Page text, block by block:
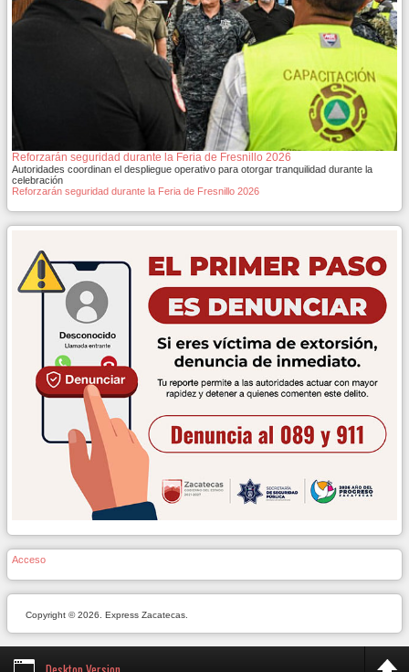
Reforzarán seguridad durante la Feria de Fresnillo 2026
Autoridades coordinan el despliegue operativo para otorgar tranquilidad durante la
celebración
Reforzarán seguridad durante la Feria de Fresnillo 2026
Acceso
Copyright © 2026. Express Zacatecas.